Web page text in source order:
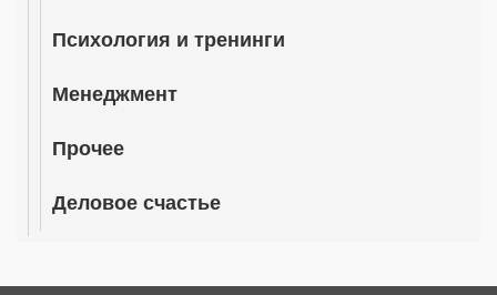
Психология и тренинги
Менеджмент
Прочее
Деловое счастье